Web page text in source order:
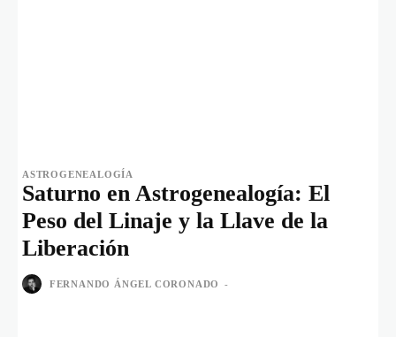
ASTROGENEALOGÍA
Saturno en Astrogenealogía: El
Peso del Linaje y la Llave de la
Liberación
FERNANDO ÁNGEL CORONADO -